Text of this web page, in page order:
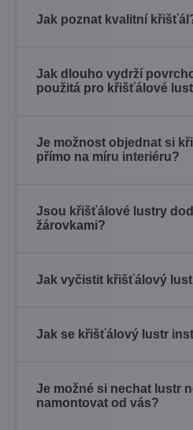
Jak poznat kvalitní
Jak dlouho vydrží
použitá pro křišťálové
Je možnost objednat si
přímo na míru interiéru?
Jsou křišťálové lustry
žárovkami?
Jak vyčistit křišťálový
Jak se křišťálový lustr
Je možné si nechat lustr
namontovat od vás?